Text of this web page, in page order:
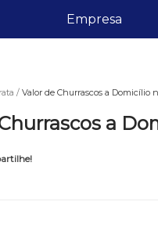
Empresa
Valor de Churrascos a Domicílio
a